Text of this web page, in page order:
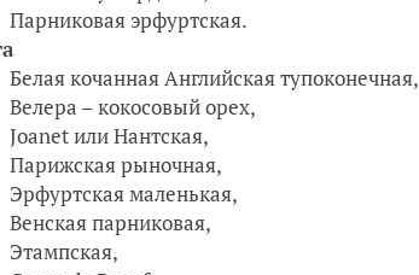
Парниковая эрфуртская.
Белая кочанная Английская тупоконечная,
Велера – кокосовый орех,
Joanet или Нантская,
Парижская рыночная,
Эрфуртская маленькая,
Венская парниковая,
Этампская,